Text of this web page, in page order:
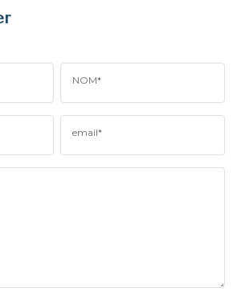
NOM*
email*